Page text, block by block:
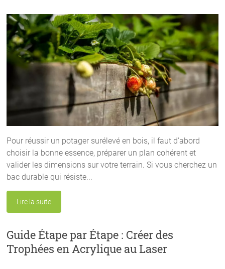
Pour réussir un potager surélevé en bois, il faut d'abord
choisir la bonne essence, préparer un plan cohérent et
valider les dimensions sur votre terrain. Si vous cherchez un
bac durable qui résiste...
Lire la suite
Guide Étape par Étape : Créer des
Trophées en Acrylique au Laser